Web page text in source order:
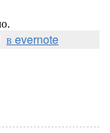
в evernote